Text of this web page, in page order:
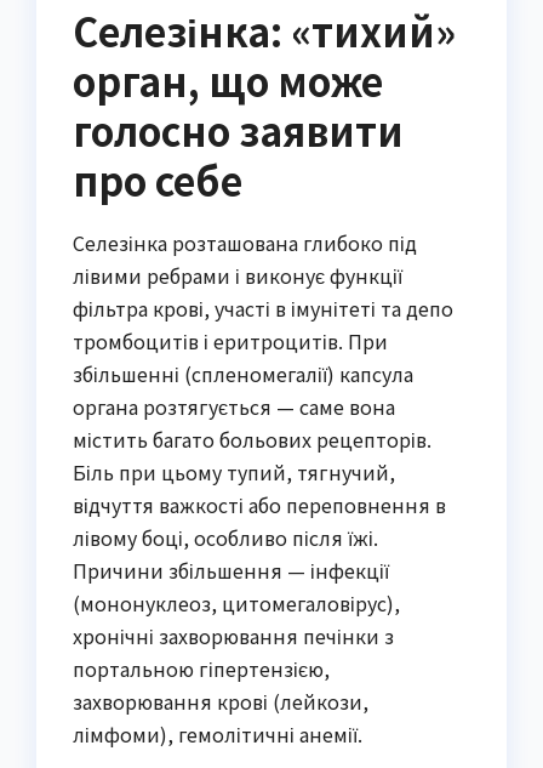
Селезінка: «тихий»
орган, що може
голосно заявити
про себе
Селезінка розташована глибоко під
лівими ребрами і виконує функції
фільтра крові, участі в імунітеті та депо
тромбоцитів і еритроцитів. При
збільшенні (спленомегалії) капсула
органа розтягується — саме вона
містить багато больових рецепторів.
Біль при цьому тупий, тягнучий,
відчуття важкості або переповнення в
лівому боці, особливо після їжі.
Причини збільшення — інфекції
(мононуклеоз, цитомегаловірус),
хронічні захворювання печінки з
портальною гіпертензією,
захворювання крові (лейкози,
лімфоми), гемолітичні анемії.